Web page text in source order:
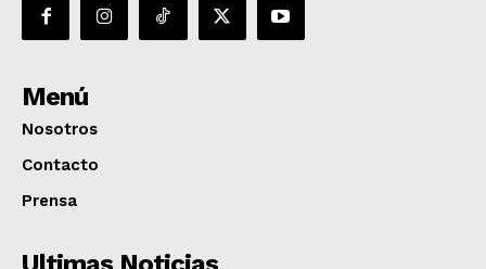
Menú
Nosotros
Contacto
Prensa